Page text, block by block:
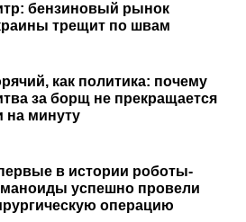
бензиновый рынок
трещит по швам
как политика: почему
за борщ не прекращается
на минуту
в истории роботы-
успешно провели
операцию